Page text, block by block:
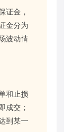
证金，
金分为
波动情
和止损
成交；
到某一